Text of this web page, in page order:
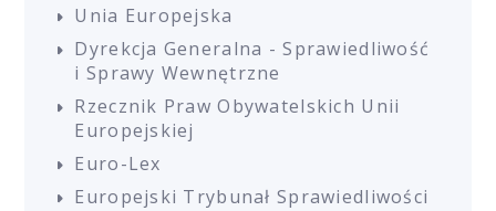
Unia Europejska
Dyrekcja Generalna - Sprawiedliwość
i Sprawy Wewnętrzne
Rzecznik Praw Obywatelskich Unii
Europejskiej
Euro-Lex
Europejski Trybunał Sprawiedliwości